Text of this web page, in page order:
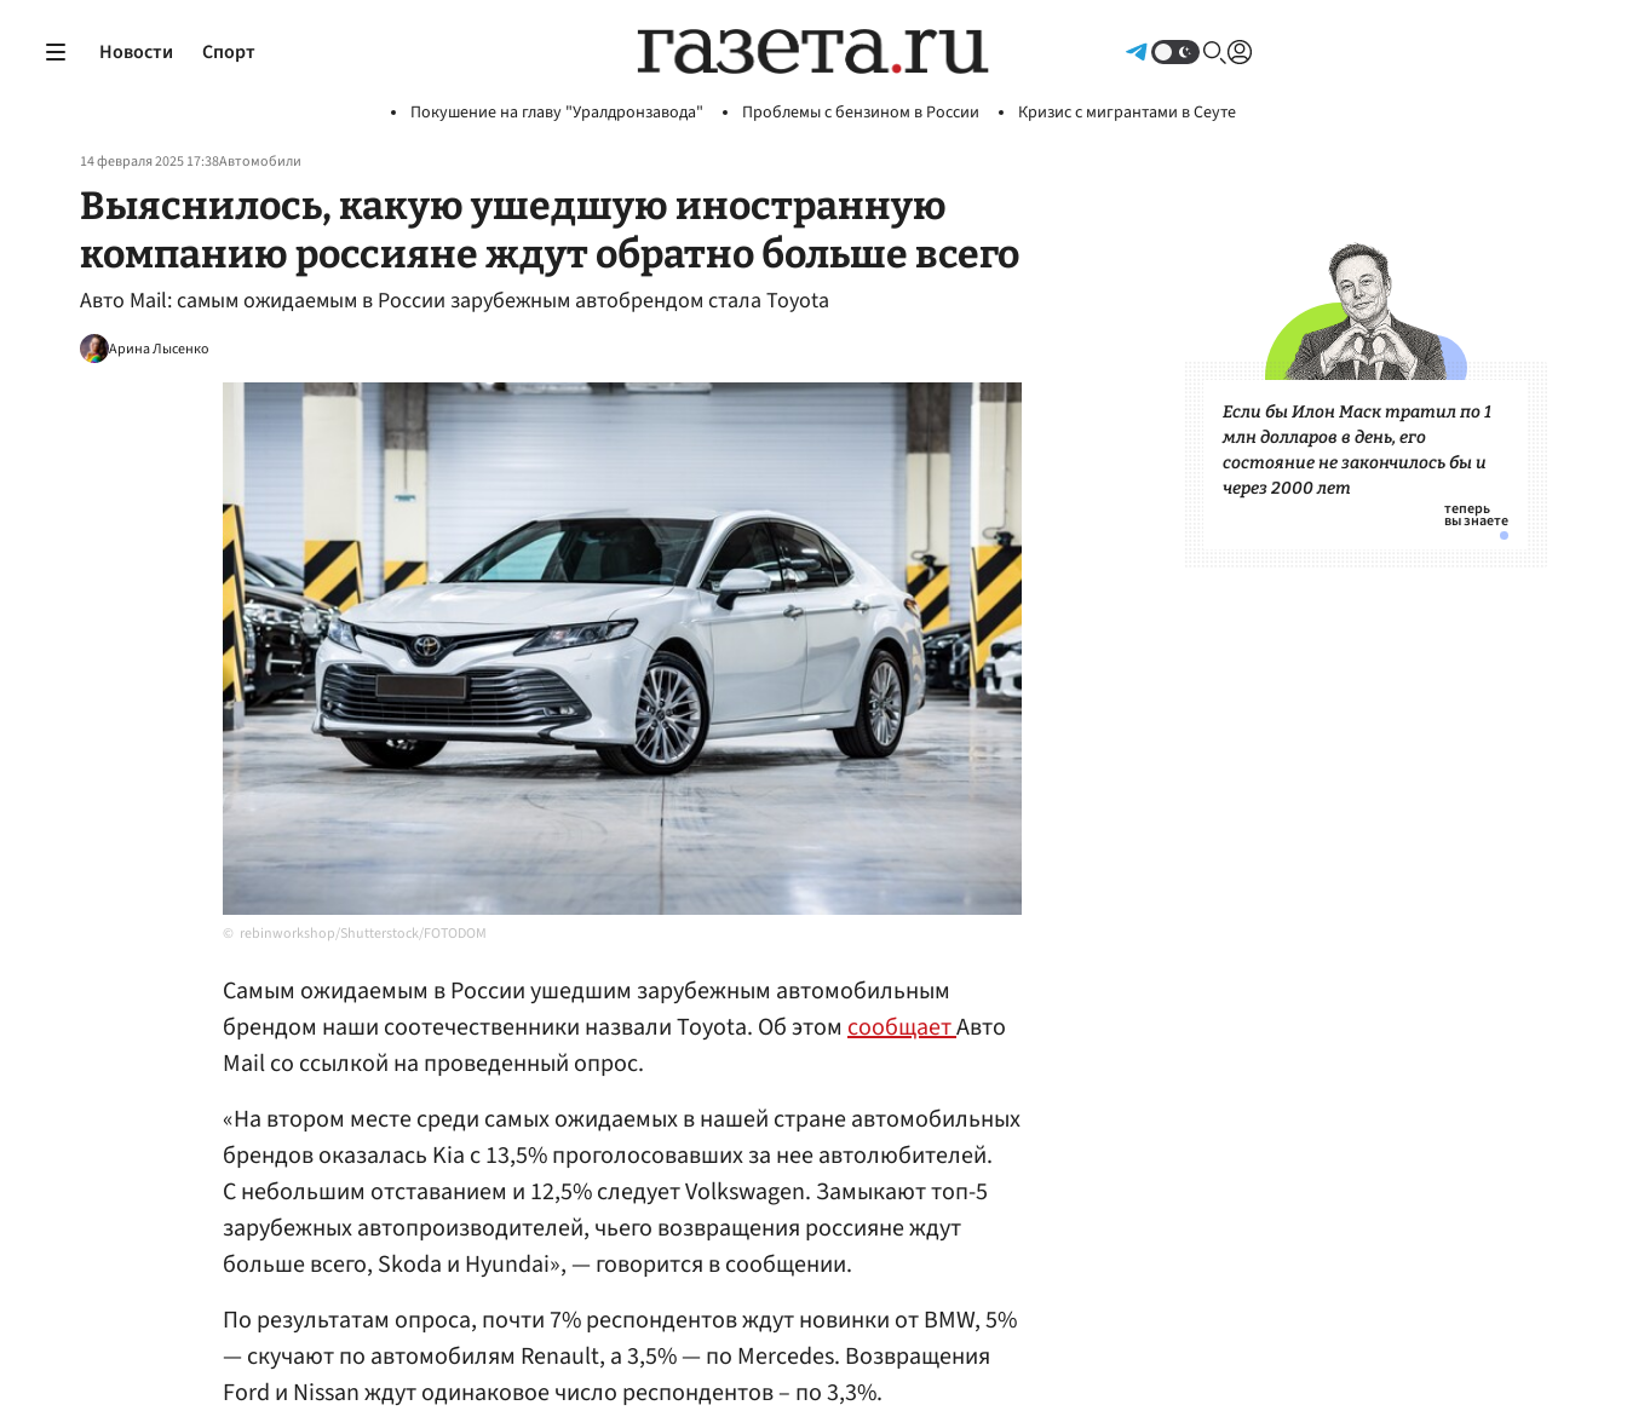
Новости Спорт
Покушение на главу "Уралдронзавода" Проблемы с бензином в России Кризис с мигрантами в Сеуте
14 февраля 2025 17:38Автомобили
Выяснилось, какую ушедшую иностранную
компанию россияне ждут обратно больше всего
Авто Mail: самым ожидаемым в России зарубежным автобрендом стала Toyota
Арина Лысенко
rebinworkshop/Shutterstock/FOTODOM
Самым ожидаемым в России ушедшим зарубежным автомобильным
брендом наши соотечественники назвали Toyota. Об этом сообщаетАвто
Mail со ссылкой на проведенный опрос.
«На втором месте среди самых ожидаемых в нашей стране автомобильных
брендов оказалась Kia c 13,5% проголосовавших за нее автолюбителей.
С небольшим отставанием и 12,5% следует Volkswagen. Замыкают топ-5
зарубежных автопроизводителей, чьего возвращения россияне ждут
больше всего, Skoda и Hyundai», — говорится в сообщении.
По результатам опроса, почти 7% респондентов ждут новинки от BMW, 5%
— скучают по автомобилям Renault, а 3,5% — по Mercedes. Возвращения
Ford и Nissan ждут одинаковое число респондентов – по 3,3%.
Если бы Илон Маск тратил по 1
млн долларов в день, его
состояние не закончилось бы и
через 2000 лет